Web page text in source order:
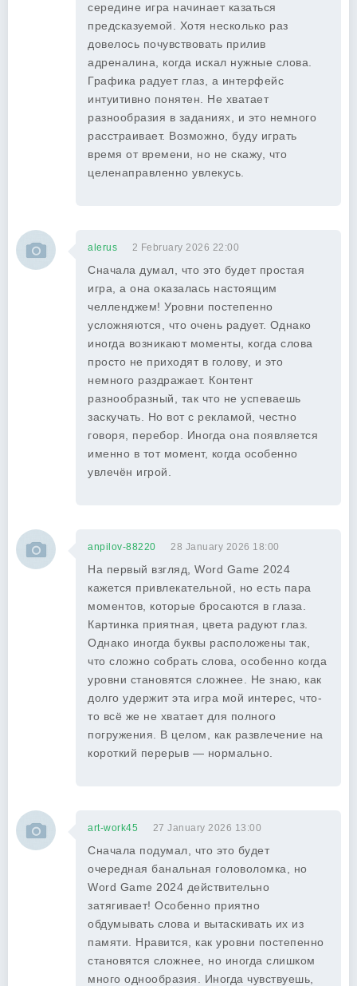
середине игра начинает казаться
предсказуемой. Хотя несколько раз
довелось почувствовать прилив
адреналина, когда искал нужные слова.
Графика радует глаз, а интерфейс
интуитивно понятен. Не хватает
разнообразия в заданиях, и это немного
расстраивает. Возможно, буду играть
время от времени, но не скажу, что
целенаправленно увлекусь.
alerus 2 February 2026 22:00
Сначала думал, что это будет простая
игра, а она оказалась настоящим
челленджем! Уровни постепенно
усложняются, что очень радует. Однако
иногда возникают моменты, когда слова
просто не приходят в голову, и это
немного раздражает. Контент
разнообразный, так что не успеваешь
заскучать. Но вот с рекламой, честно
говоря, перебор. Иногда она появляется
именно в тот момент, когда особенно
увлечён игрой.
anpilov-88220 28 January 2026 18:00
На первый взгляд, Word Game 2024
кажется привлекательной, но есть пара
моментов, которые бросаются в глаза.
Картинка приятная, цвета радуют глаз.
Однако иногда буквы расположены так,
что сложно собрать слова, особенно когда
уровни становятся сложнее. Не знаю, как
долго удержит эта игра мой интерес, что-
то всё же не хватает для полного
погружения. В целом, как развлечение на
короткий перерыв — нормально.
art-work45 27 January 2026 13:00
Сначала подумал, что это будет
очередная банальная головоломка, но
Word Game 2024 действительно
затягивает! Особенно приятно
обдумывать слова и вытаскивать их из
памяти. Нравится, как уровни постепенно
становятся сложнее, но иногда слишком
много однообразия. Иногда чувствуешь,